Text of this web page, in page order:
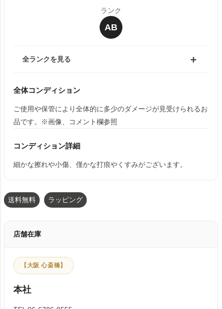
ランク
AB
全ランクを見る
全体コンディション
ご使用や保管により全体的に多少のダメージが見受けられるお
品です。※画像、コメント欄参照
コンディション詳細
細かな擦れや小傷、僅かな打痕やくすみがございます。
送料無料 ラッピング
店舗在庫
【大阪 心斎橋】
本社